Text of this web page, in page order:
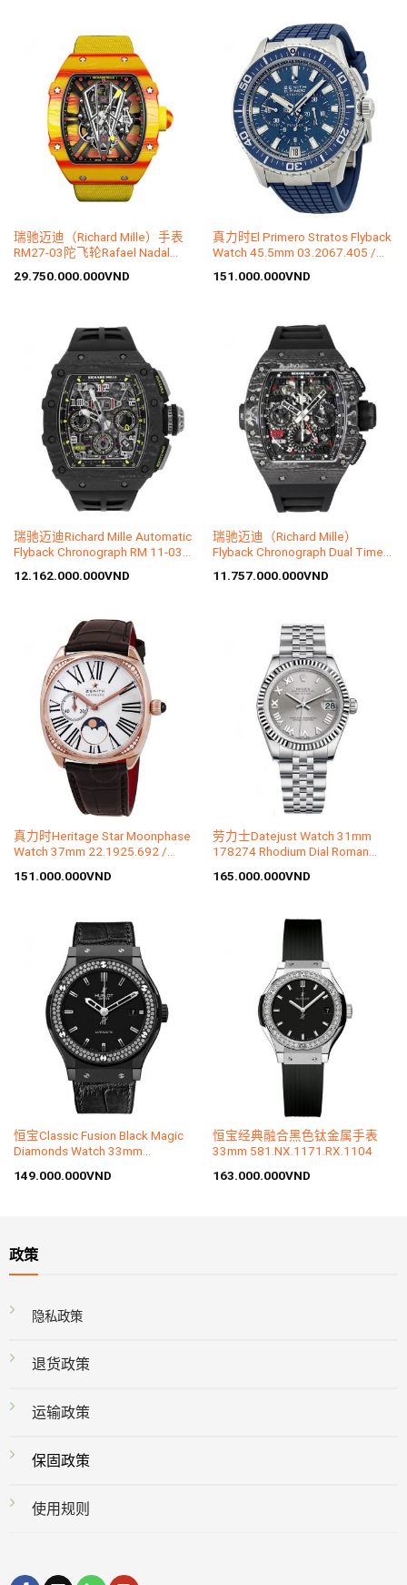
瑞驰迈迪（Richard Mille）手表
RM27-03陀飞轮Rafael Nadal
29.750.000.000VND
真力时El Primero Stratos Flyback
Watch 45.5mm 03.2067.405 /
151.000.000VND
瑞驰迈迪Richard Mille Automatic
Flyback Chronograph RM 11-03
12.162.000.000VND
瑞驰迈迪（Richard Mille）
Flyback Chronograph Dual Time
11.757.000.000VND
真力时Heritage Star Moonphase
Watch 37mm 22.1925.692 /
151.000.000VND
劳力士Datejust Watch 31mm
178274 Rhodium Dial Roman
165.000.000VND
恒宝Classic Fusion Black Magic
Diamonds Watch 33mm
149.000.000VND
恒宝经典融合黑色钛金属手表
33mm 581.NX.1171.RX.1104
163.000.000VND
政策
隐私政策
退货政策
运输政策
保固政策
使用规则